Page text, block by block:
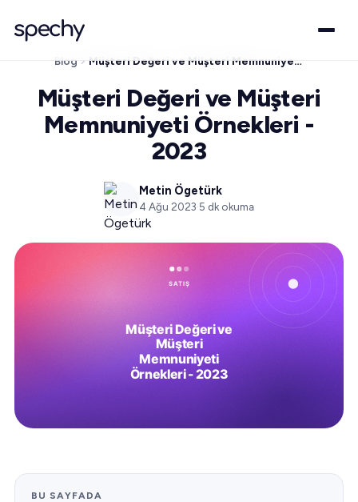
Blog Müşteri Değeri ve Müşteri Memnuniyeti Örnekleri - 2023
Müşteri Değeri ve Müşteri
Memnuniyeti Örnekleri -
2023
Metin Ögetürk
4 Ağu 2023·5 dk okuma
BU SAYFADA